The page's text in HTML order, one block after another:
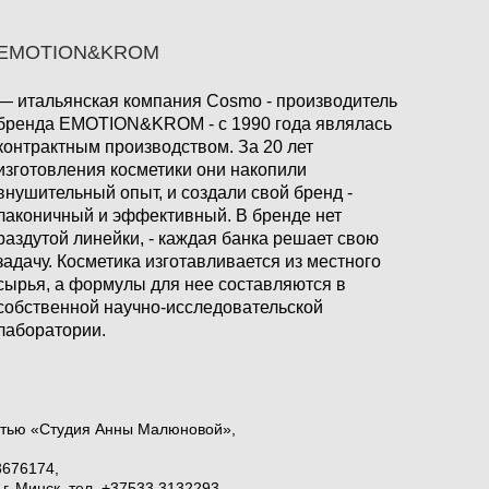
«Студия Анны Малюновой»,
итальянская компания Cosmo - производитель
EMOTION&KROM - с 1990 года являлась
производством. За 20 лет
косметики они накопили
опыт, и создали свой бренд -
и эффективный. В бренде нет
линейки, - каждая банка решает свою
Косметика изготавливается из местного
а формулы для нее составляются в
научно-исследовательской